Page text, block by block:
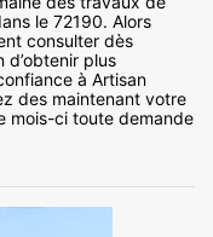
le 72190. Alors
consulter dès
d’obtenir plus
à Artisan
des maintenant votre
mois-ci toute demande